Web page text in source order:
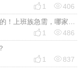
 1 406
2026年在线商务英语口语培训班求推荐个好的！上班族急需，哪家好？
 1 486
 1 837